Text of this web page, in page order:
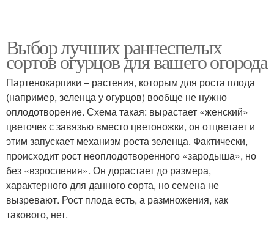
Выбор лучших раннеспелых
сортов огурцов для вашего огорода
Партенокарпики – растения, которым для роста плода
(например, зеленца у огурцов) вообще не нужно
оплодотворение. Схема такая: вырастает «женский»
цветочек с завязью вместо цветоножки, он отцветает и
этим запускает механизм роста зеленца. Фактически,
происходит рост неоплодотворенного «зародыша», но
без «взросления». Он дорастает до размера,
характерного для данного сорта, но семена не
вызревают. Рост плода есть, а размножения, как
такового, нет.